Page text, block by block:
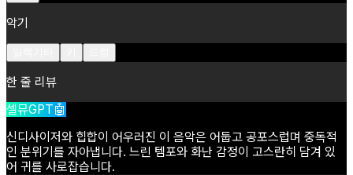
악기
한 줄 리뷰
셀뮤GPT🤖
신디사이저와 힙합이 어우러진 이 음악은 어둡고 공포스럽며 중독적
인 분위기를 자아냅니다. 느린 템포와 화난 감정이 고스란히 담겨 있
어 귀를 사로잡습니다.